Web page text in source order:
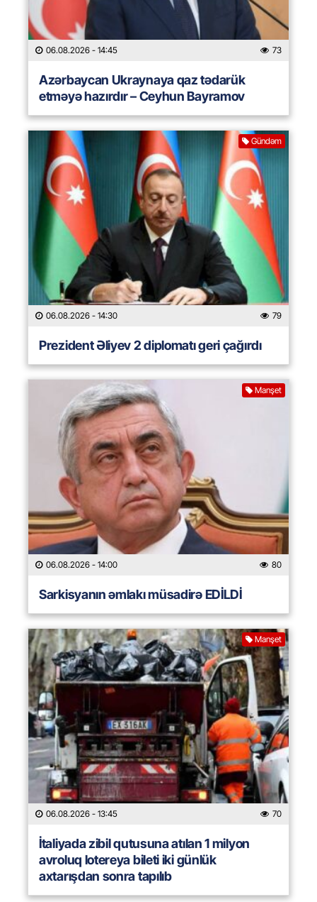
06.08.2026 - 14:45 73
Azərbaycan Ukraynaya qaz tədarük
etməyə hazırdır – Ceyhun Bayramov
Gündəm
06.08.2026 - 14:30 79
Prezident Əliyev 2 diplomatı geri çağırdı
Manşet
06.08.2026 - 14:00 80
Sarkisyanın əmlakı müsadirə EDİLDİ
Manşet
06.08.2026 - 13:45 70
İtaliyada zibil qutusuna atılan 1 milyon
avroluq lotereya bileti iki günlük
axtarışdan sonra tapılıb